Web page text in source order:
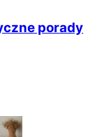
porady